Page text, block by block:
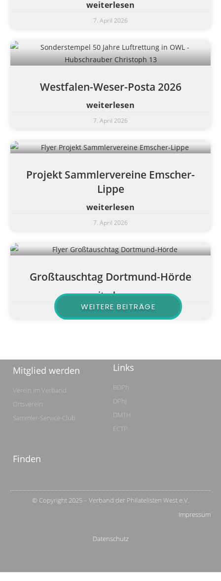
weiterlesen
7. April 2026
Westfalen-Weser-Posta 2026
weiterlesen
7. April 2026
Projekt Sammlervereine Emscher-
Lippe
weiterlesen
7. April 2026
Großtauschtag Dortmund-Hörde
weiterlesen
6. April 2026
WEITERE BEITRÄGE
Mitglied werden
Verein im Verband
Ortsverein
Sammler-Service-Club
Links
BDPh
DPhJ
DMTH
ECTP
Finden
© Copyright 2025 – Verband der Philatelisten West e.V.
Impressum
Datenschutz